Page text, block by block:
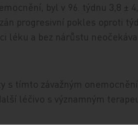
byl v 96. týdnu 3,8 ±
progresivní pokles oproti
léku a bez nárůstu
s tímto závažným
léčivo s významným